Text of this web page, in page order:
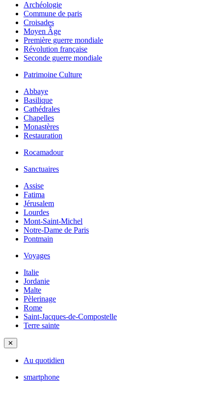
Archéologie
Commune de paris
Croisades
Moyen Âge
Première guerre mondiale
Révolution française
Seconde guerre mondiale
Patrimoine Culture
Abbaye
Basilique
Cathédrales
Chapelles
Monastères
Restauration
Rocamadour
Sanctuaires
Assise
Fatima
Jérusalem
Lourdes
Mont-Saint-Michel
Notre-Dame de Paris
Pontmain
Voyages
Italie
Jordanie
Malte
Pèlerinage
Rome
Saint-Jacques-de-Compostelle
Terre sainte
✕
Au quotidien
smartphone